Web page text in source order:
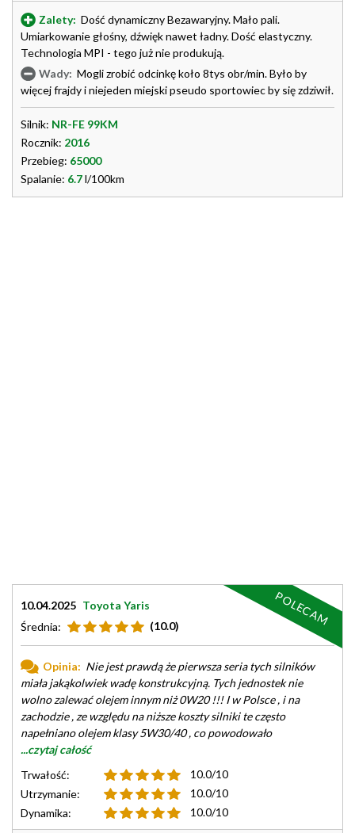
Zalety: Dość dynamiczny Bezawaryjny. Mało pali.
Umiarkowanie głośny, dźwięk nawet ładny. Dość elastyczny.
Technologia MPI - tego już nie produkują.
Wady: Mogli zrobić odcinkę koło 8tys obr/min. Było by
więcej frajdy i niejeden miejski pseudo sportowiec by się zdziwił.
Silnik: NR-FE 99KM
Rocznik: 2016
Przebieg: 65000
Spalanie: 6.7l/100km
10.04.2025 Toyota Yaris
Średnia:
(10.0)
Opinia: Nie jest prawdą że pierwsza seria tych silników
miała jakąkolwiek wadę konstrukcyjną. Tych jednostek nie
wolno zalewać olejem innym niż 0W20 !!! I w Polsce , i na
zachodzie , ze względu na niższe koszty silniki te często
napełniano olejem klasy 5W30/40 , co powodowało
...czytaj całość
Trwałość:
10.0/10
Utrzymanie:
10.0/10
Dynamika:
10.0/10
POLECAM